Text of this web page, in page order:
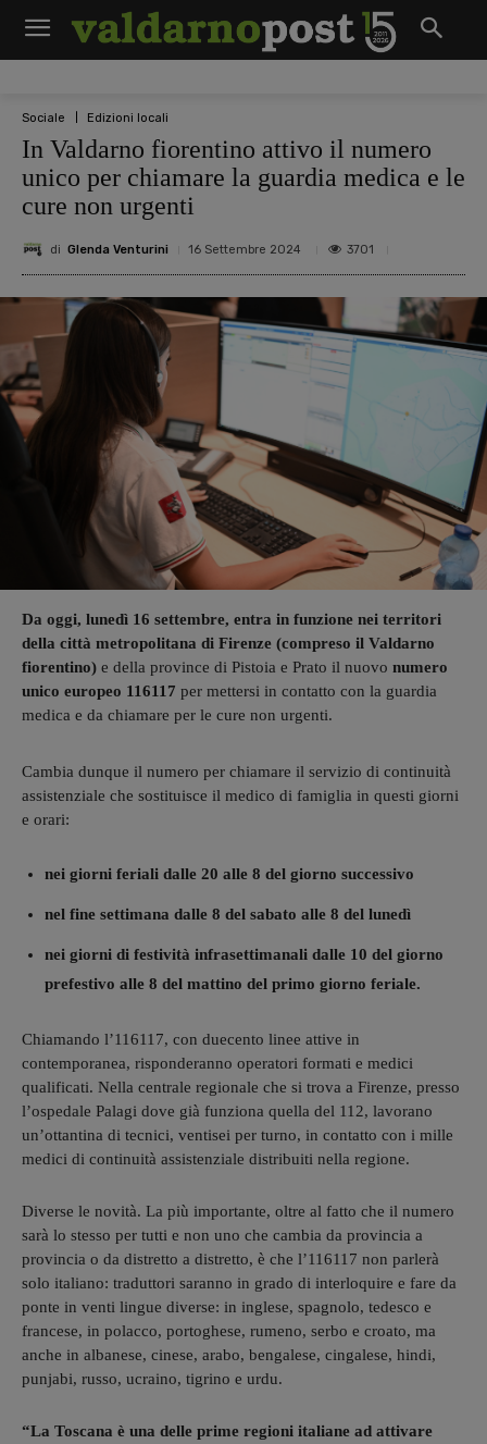
Sociale Edizioni locali
In Valdarno fiorentino attivo il numero
unico per chiamare la guardia medica e le
cure non urgenti
di Glenda Venturini 16 Settembre 2024 3701
Da oggi, lunedì 16 settembre, entra in funzione nei territori
della città metropolitana di Firenze (compreso il Valdarno
fiorentino) e della province di Pistoia e Prato il nuovo numero
unico europeo 116117 per mettersi in contatto con la guardia
medica e da chiamare per le cure non urgenti.
Cambia dunque il numero per chiamare il servizio di continuità
assistenziale che sostituisce il medico di famiglia in questi giorni
e orari:
nei giorni feriali dalle 20 alle 8 del giorno successivo
nel fine settimana dalle 8 del sabato alle 8 del lunedì
nei giorni di festività infrasettimanali dalle 10 del giorno
prefestivo alle 8 del mattino del primo giorno feriale.
Chiamando l’116117, con duecento linee attive in
contemporanea, risponderanno operatori formati e medici
qualificati. Nella centrale regionale che si trova a Firenze, presso
l’ospedale Palagi dove già funziona quella del 112, lavorano
un’ottantina di tecnici, ventisei per turno, in contatto con i mille
medici di continuità assistenziale distribuiti nella regione.
Diverse le novità. La più importante, oltre al fatto che il numero
sarà lo stesso per tutti e non uno che cambia da provincia a
provincia o da distretto a distretto, è che l’116117 non parlerà
solo italiano: traduttori saranno in grado di interloquire e fare da
ponte in venti lingue diverse: in inglese, spagnolo, tedesco e
francese, in polacco, portoghese, rumeno, serbo e croato, ma
anche in albanese, cinese, arabo, bengalese, cingalese, hindi,
punjabi, russo, ucraino, tigrino e urdu.
“La Toscana è una delle prime regioni italiane ad attivare